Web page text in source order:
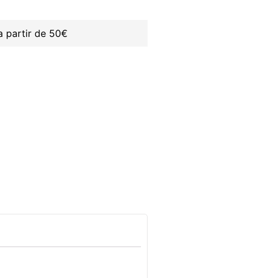
partir de 50€